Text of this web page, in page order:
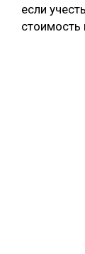
если
стоимость